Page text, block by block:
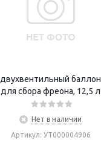
двухвентильный баллон
для сбора фреона, 12,5 л
Нет в наличии
Артикул: УТ000004906